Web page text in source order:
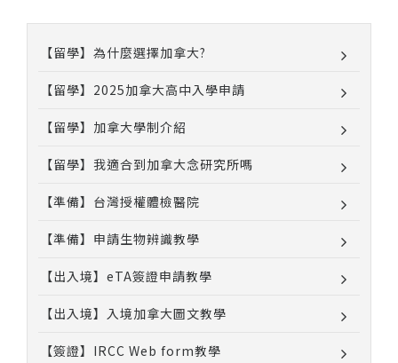
【留學】為什麼選擇加拿大?
【留學】2025加拿大高中入學申請
【留學】加拿大學制介紹
【留學】我適合到加拿大念研究所嗎
【準備】台灣授權體檢醫院
【準備】申請生物辨識教學
【出入境】eTA簽證申請教學
【出入境】入境加拿大圖文教學
【簽證】IRCC Web form教學